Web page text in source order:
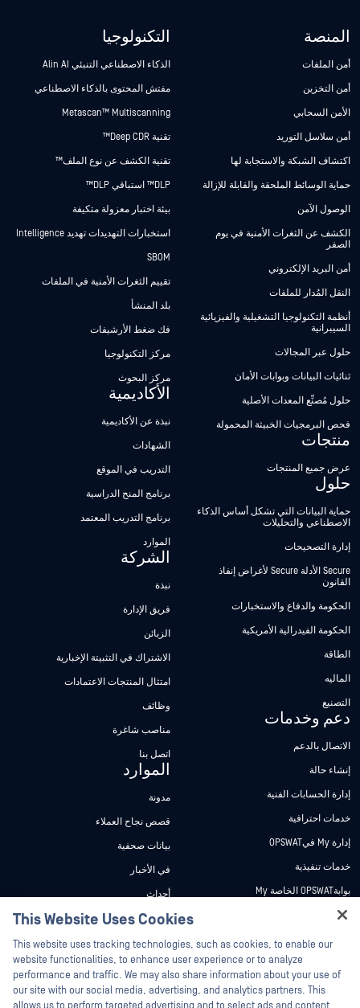
المنصة
أمن الملفات
أمن التخزين
الأمن السحابي
أمن سلاسل التوريد
اكتشاف الشبكة والاستجابة لها
حماية الوسائط الملحقة والقابلة للإزالة
الوصول الآمن
الكشف عن الثغرات الأمنية في يوم
الصفر
أمن البريد الإلكتروني
النقل المُدار للملفات
أنظمة التكنولوجيا التشغيلية والفيزيائية
السيبرانية
حلول عبر المجالات
ثنائيات البيانات وبوابات الأمان
حلول مُصنِّع المعدات الأصلية
فحص البرمجيات الخبيثة المحمولة
منتجات
عرض جميع المنتجات
حلول
حماية البيانات التي تشكل أساس الذكاء
الاصطناعي والتحليلات
إدارة التصحيحات
Secure الأدلة Secure لأغراض إنفاذ
القانون
الحكومة والدفاع والاستخبارات
الحكومة الفيدرالية الأمريكية
الطاقة
الماليه
التصنيع
دعم وخدمات
الاتصال بالدعم
إنشاء حالة
إدارة الحسابات الفنية
خدمات احترافية
إدارة My فيOPSWAT
خدمات تنفيذية
بوابةOPSWAT الخاصة My
وثائق تقنية
دورات تدريبية
برنامج الثغرات الأمنية
الشركاء
التكنولوجيا
الذكاء الاصطناعي التنبئي Alin AI
مفتش المحتوى بالذكاء الاصطناعي
Metascan™ Multiscanning
تقنية Deep CDR™
تقنية الكشف عن نوع الملف™
DLP™ استباقي DLP™
بيئة اختبار معزولة متكيفة
استخبارات التهديدات تهديد Intelligence
SBOM
تقييم الثغرات الأمنية في الملفات
بلد المنشأ
فك ضغط الأرشيفات
مركز التكنولوجيا
مركز البحوث
الأكاديمية
نبذة عن الأكاديمية
الشهادات
التدريب في الموقع
برنامج المنح الدراسية
برنامج التدريب المعتمد
الموارد
الشركة
نبذة
فريق الإدارة
الزبائن
الاشتراك في التثبيتة الإخبارية
امتثال المنتجات الاعتمادات
وظائف
مناصب شاغرة
اتصل بنا
الموارد
مدونة
قصص نجاح العملاء
بيانات صحفية
في الأخبار
أحداث
ندوات عبر الإنترنت
أوراق البيانات
مستندات تقنية
أدوات مجانية
This Website Uses Cookies
This website uses tracking technologies, such as cookies, to enable our
website functionalities, to enhance user experience or to analyze
performance and traffic. We may also share information about your use of
our site with our social media, advertising, and analytics partners. This
Hey there!
I'm Ozzy, your OPSWAT virtual assistant.
How can I help you secure what's critical
today?